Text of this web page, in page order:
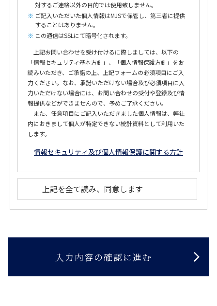
対するご連絡以外の目的では使用致しません。
ご記入いただいた個人情報はMJSで保管し、第三者に提供
することはありません。
この通信はSSLにて暗号化されます。
上記お問い合わせを受け付けるに際しましては、以下の
「情報セキュリティ基本方針」、「個人情報保護方針」をお
読みいただき、ご承諾の上、上記フォームの必須項目にご入
力ください。なお、承諾いただけない場合及び必須項目に入
力いただけない場合には、お問い合わせの受付や登録及び情
報提供などができませんので、予めご了承ください。
また、任意項目にご記入いただきました個人情報は、弊社
内におきまして個人が特定できない統計資料として利用いた
します。
情報セキュリティ及び個人情報保護に関する方針
上記を全て読み、同意します